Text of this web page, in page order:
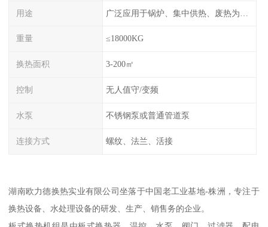
用途
重量 ≤18000KG
换热面积 3-200㎡
控制 无人值守/变频
水泵 不锈钢泵或普通管道泵
连接方式 螺纹、法兰、活接
湖南欧力德换热实业有限公司坐落于中国老工业基地-株洲，专注于
换热设备、水处理设备的研发、生产、销售务的企业。